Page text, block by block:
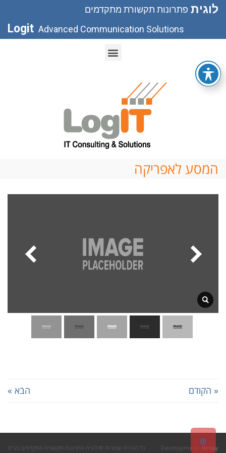
פתרונות תקשורת מתקדמים לוגית
Logit Advanced Communication Solutions
המסע לאפריקה
« הקודם הבא »
Development: Nintay כל הזכוית שמורות © לוגית פתרונות תקשורת מתקדמים בע"מ גלילה